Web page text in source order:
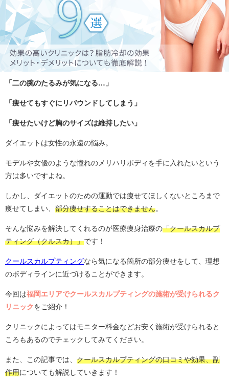
「二の腕のたるみが気になる…」
「痩せてもすぐにリバウンドしてしまう」
「痩せたいけど胸のサイズは維持したい」
ダイエットは女性の永遠の悩み。
モデルや女優のような憧れのメリハリボディを手に入れたいという
方は多いですよね。
しかし、ダイエットのための運動では痩せてほしくないところまで
痩せてしまい、 部分痩せすることはできません。
そんな悩みを解決してくれるのが医療痩身治療の「クールスカルプ
ティング（クルスカ）」です！
クールスカルプティングなら気になる箇所の部分痩せをして、理想
のボディラインに近づけることができます。
今回は福岡エリアでクールスカルプティングの施術が受けられるク
リニックをご紹介！
クリニックによってはモニター料金などお安く施術が受けられると
ころもあるのでチェックしてみてください。
また、この記事では、 クールスカルプティングの口コミや効果、副
作用についても解説していきます！